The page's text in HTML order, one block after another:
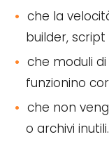
che la
builder, script
che moduli
funzionino
che non
o archivi inutili.